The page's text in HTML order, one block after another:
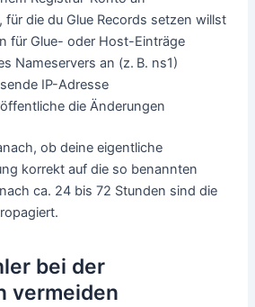
für die du Glue Records setzen willst
für Glue- oder Host-Einträge
Nameservers an (z. B. ns1)
IP-Adresse
die Änderungen
ob deine eigentliche
korrekt auf die so benannten
ca. 24 bis 72 Stunden sind die
bei der
vermeiden